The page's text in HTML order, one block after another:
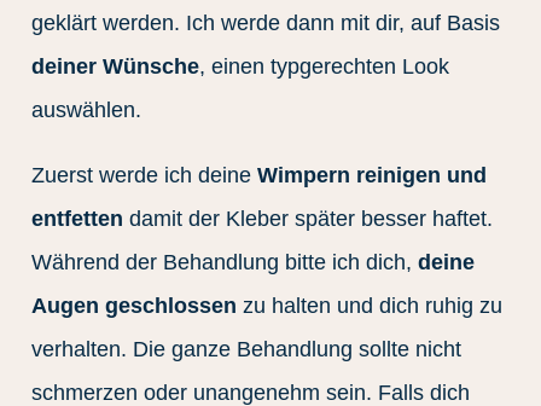
geklärt werden. Ich werde dann mit dir, auf Basis
deiner Wünsche, einen typgerechten Look
auswählen.
Zuerst werde ich deineWimpern reinigen und
entfetten damit der Kleber später besser haftet.
Während der Behandlung bitte ich dich,deine
Augen geschlossen zu halten und dich ruhig zu
verhalten. Die ganze Behandlung sollte nicht
schmerzen oder unangenehm sein. Falls dich